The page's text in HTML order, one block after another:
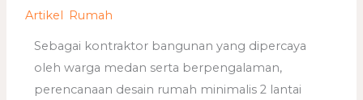
/Artikel Rumah
Sebagai kontraktor bangunan yang dipercaya
oleh warga medan serta berpengalaman,
perencanaan desain rumah minimalis 2 lantai